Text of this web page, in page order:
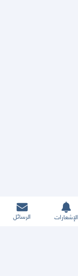
الإشعارات الرسائل